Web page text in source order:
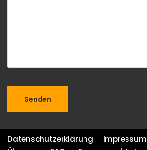
Datenschutzerklärung Impressum